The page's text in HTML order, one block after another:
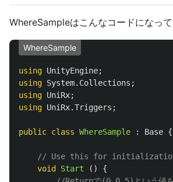
WhereSampleはこんなコードになって
WhereSample
using UnityEngine;
using System.Collections ;
using UniRx;
using UniRx.Triggers ;
public class WhereSample : Base {
// Use this for
void
Start ()
{